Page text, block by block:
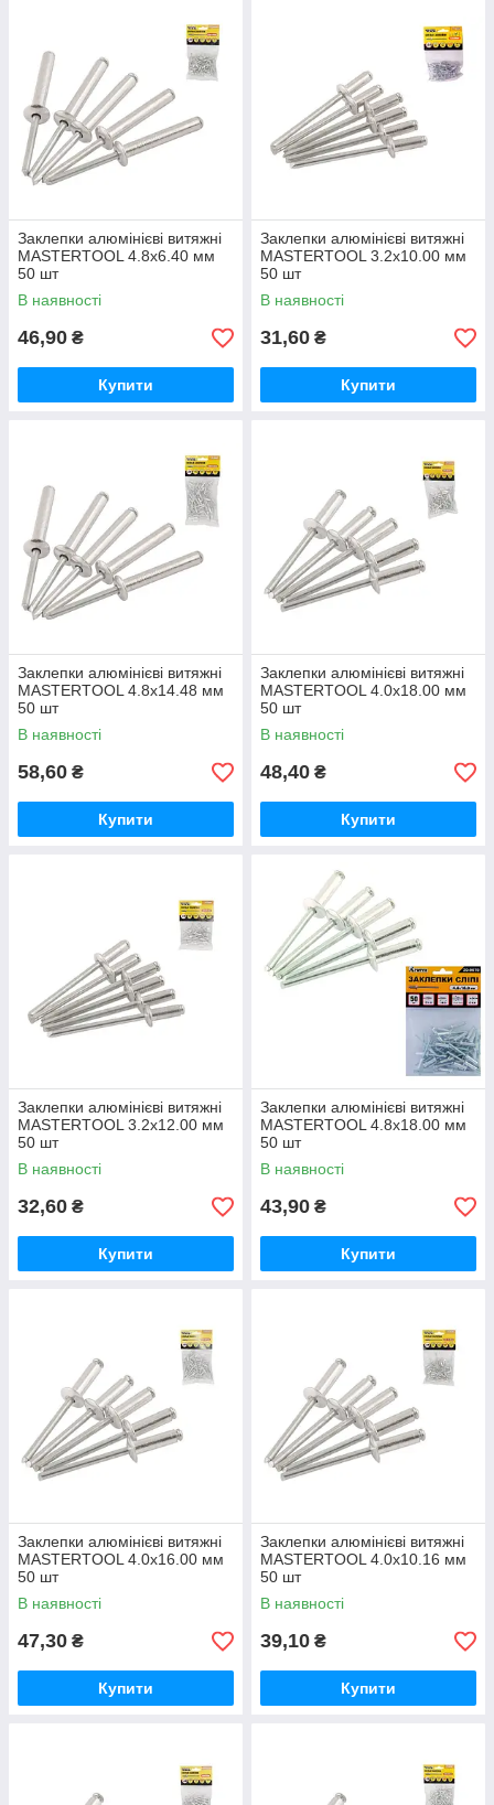
Заклепки алюмінієві витяжні
MASTERTOOL 4.8х6.40 мм
50 шт
В наявності
46,90 ₴
Купити
Заклепки алюмінієві витяжні
MASTERTOOL 3.2х10.00 мм
50 шт
В наявності
31,60 ₴
Купити
Заклепки алюмінієві витяжні
MASTERTOOL 4.8х14.48 мм
50 шт
В наявності
58,60 ₴
Купити
Заклепки алюмінієві витяжні
MASTERTOOL 4.0х18.00 мм
50 шт
В наявності
48,40 ₴
Купити
Заклепки алюмінієві витяжні
MASTERTOOL 3.2х12.00 мм
50 шт
В наявності
32,60 ₴
Купити
Заклепки алюмінієві витяжні
MASTERTOOL 4.8х18.00 мм
50 шт
В наявності
43,90 ₴
Купити
Заклепки алюмінієві витяжні
MASTERTOOL 4.0х16.00 мм
50 шт
В наявності
47,30 ₴
Купити
Заклепки алюмінієві витяжні
MASTERTOOL 4.0х10.16 мм
50 шт
В наявності
39,10 ₴
Купити